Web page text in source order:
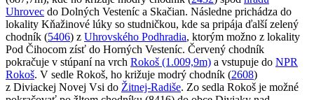
Uhrovec do Dolných Vesteníc a Skačian. Následne prichádza do
lokality Kňažinové lúky so studničkou, kde sa pripája ďalší zelený
chodník (5406) z Uhrovského Podhradia, ktorým možno z lokality
Pod Čihocom zísť do Horných Vesteníc. Červený chodník
pokračuje v stúpaní na vrch Rokoš (1.009,9m) a vstupuje do NPR
Rokoš. V sedle Rokoš, ho križuje modrý chodník (2608)
z Diviackej Novej Vsi do Žitnej-Radiše. Zo sedla Rokoš je možné